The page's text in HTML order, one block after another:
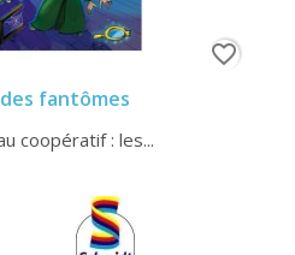
fantômes
coopératif : les...
favorite_border